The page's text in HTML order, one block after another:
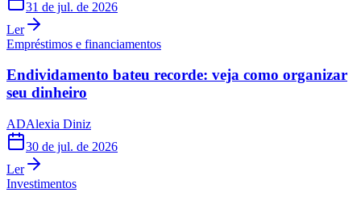
31 de jul. de 2026
Ler
Empréstimos e financiamentos
Endividamento bateu recorde: veja como organizar
seu dinheiro
ADAlexia Diniz
30 de jul. de 2026
Ler
Investimentos